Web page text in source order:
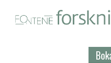
Fontene forskning i